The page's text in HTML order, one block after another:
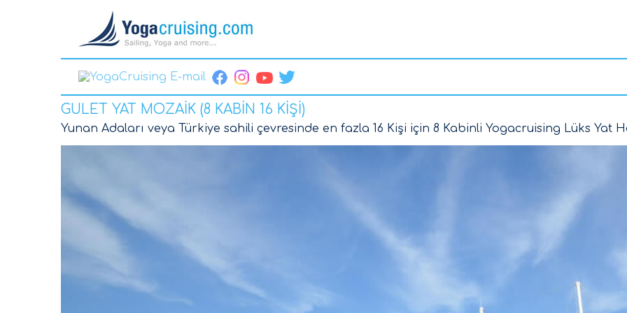
GULET YAT MOZAİK (8 KABİN 16 KİŞİ)
Yunan Adaları veya Türkiye sahili çevresinde en fazla 16 Kişi için 8 Kabinli Yogacruising Lüks Yat